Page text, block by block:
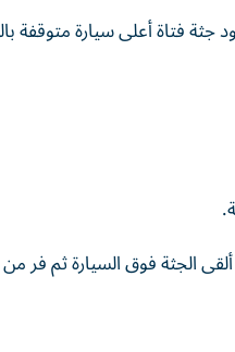
جثة فتاة أعلى سيارة متوقفة
الجثة فوق السيارة ثم فر